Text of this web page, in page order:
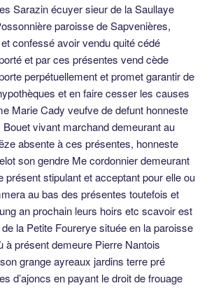
Sarazin écuyer sieur de la Saullaye
paroisse de Sapvenières,
confessé avoir vendu quité cédé
et par ces présentes vend cède
perpétuellement et promet garantir de
et en faire cesser les causes
Marie Cady veufve de defunt honneste
vivant marchand demeurant au
absente à ces présentes, honneste
son gendre Me cordonnier demeurant
présent stipulant et acceptant pour elle ou
au bas des présentes toutefois et
an prochain leurs hoirs etc scavoir est
la Petite Fourerye située en la paroisse
à présent demeure Pierre Nantois
grange ayreaux jardins terre pré
d’ajoncs en payant le droit de frouage